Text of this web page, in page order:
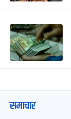
समाचार